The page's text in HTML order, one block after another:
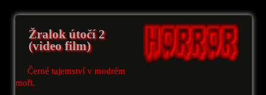
Žralok útočí 2
(video film)
Černé tajemství v modrém
moři.